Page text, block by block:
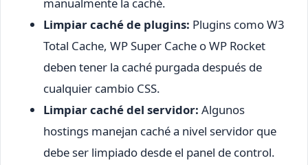
manualmente la caché.
Limpiar caché de plugins: Plugins como W3
Total Cache, WP Super Cache o WP Rocket
deben tener la caché purgada después de
cualquier cambio CSS.
Limpiar caché del servidor: Algunos
hostings manejan caché a nivel servidor que
debe ser limpiado desde el panel de control.